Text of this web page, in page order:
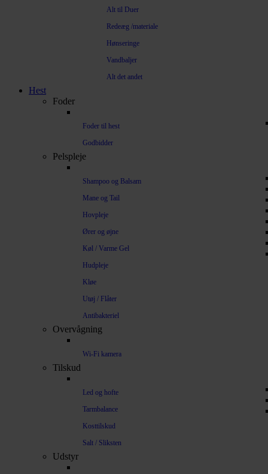
Alt til Duer
Redeæg /materiale
Hønseringe
Vandbaljer
Alt det andet
Hest
Foder
Foder til hest
Godbidder
Pelspleje
Shampoo og Balsam
Mane og Tail
Hovpleje
Ører og øjne
Køl / Varme Gel
Hudpleje
Kløe
Utøj / Flåter
Antibakteriel
Overvågning
Wi-Fi kamera
Tilskud
Led og hofte
Tarmbalance
Kosttilskud
Salt / Sliksten
Udstyr